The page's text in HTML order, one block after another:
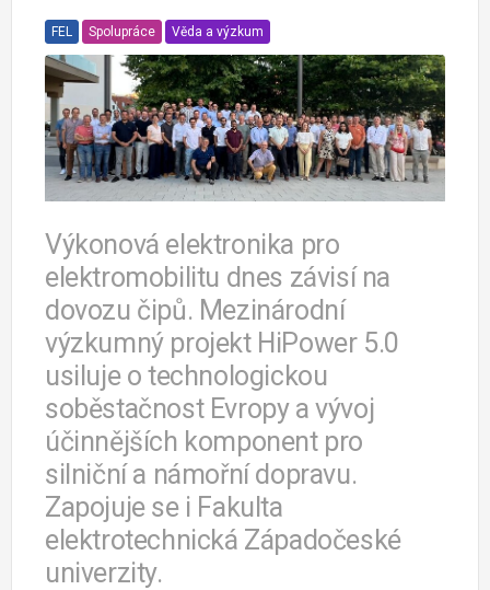
FEL Spolupráce Věda a výzkum
Výkonová elektronika pro
elektromobilitu dnes závisí na
dovozu čipů. Mezinárodní
výzkumný projekt HiPower 5.0
usiluje o technologickou
soběstačnost Evropy a vývoj
účinnějších komponent pro
silniční a námořní dopravu.
Zapojuje se i Fakulta
elektrotechnická Západočeské
univerzity.